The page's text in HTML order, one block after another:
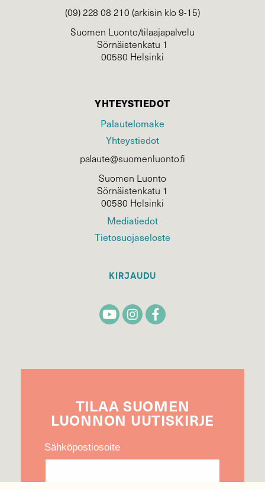
(09) 228 08 210 (arkisin klo 9-15)
Suomen Luonto/tilaajapalvelu
Sörnäistenkatu 1
00580 Helsinki
YHTEYSTIEDOT
Palautelomake
Yhteystiedot
palaute@suomenluonto.fi
Suomen Luonto
Sörnäistenkatu 1
00580 Helsinki
Mediatiedot
Tietosuojaseloste
KIRJAUDU
TILAA SUOMEN
LUONNON UUTIS­KIRJE
Sähköpostiosoite